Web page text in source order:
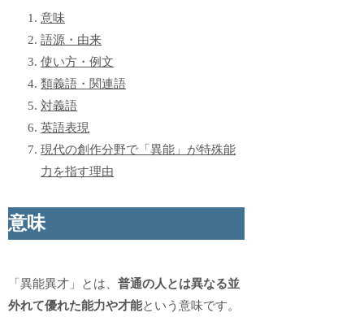
意味
語源・由来
使い方・例文
類義語・関連語
対義語
英語表現
現代の創作分野で「異能」が特殊能
力を指す理由
意味
「異能異才」とは、普通の人とは異なる並
外れて優れた能力や才能という意味です。